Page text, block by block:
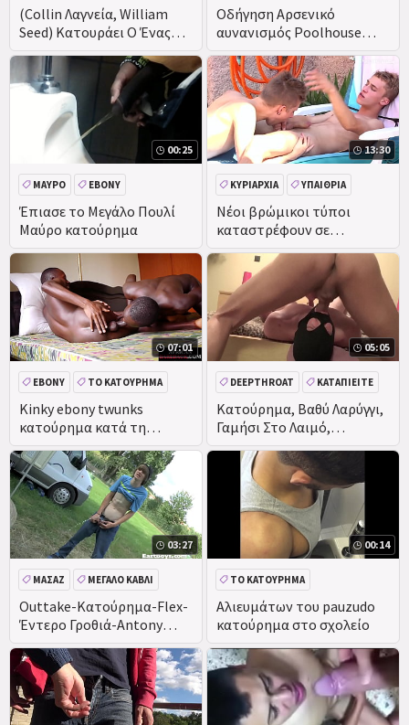
(Collin Λαγνεία, William
Seed) Κατουράει Ο Ένας
Τον Άλλο Καταλήγουν
Ντους Μαζί -
Οδήγηση Αρσενικό
αυνανισμός Poolhouse
κατουράει Όργιο!
ΤΟ ΚΑΤΟΎΡΗΜΑ
DEEPTHROAT
00:25
Έπιασε το Μεγάλο Πουλί
Μαύρο κατούρημα
ΜΑΎΡΟ
EBONY
ΔΗΜΌΣΙΑ
ΤΟ ΚΑΤΟΎΡΗΜΑ
13:30
Νέοι βρώμικοι τύποι
καταστρέφουν σε
εξωτερικούς χώρους όταν
οι γονείς τους είναι έξω!
Κατούρημα, κυριαρχία...
ΚΥΡΙΑΡΧΊΑ
ΥΠΑΊΘΡΙΑ
ΦΕΤΊΧ
07:01
Kinky ebony twunks
κατούρημα κατά τη
διάρκεια της
αναπαραγωγής duo
EBONY
ΤΟ ΚΑΤΟΎΡΗΜΑ
ΑΥΝΑΝΙΣΜΌΣ ΣΤΟ ΠΡΌΣΩΠΟ
ΜΑΎΡΟ
05:05
Κατούρημα, Βαθύ Λαρύγγι,
Γαμήσι Στο Λαιμό,
καταπίνω
DEEPTHROAT ΚΑΤΑΠΙΕΊΤΕ
03:27
Outtake-Κατούρημα-Flex-
Έντερο Γροθιά-Antony
Κάρτερ
ΜΑΣΆΖ ΜΕΓΆΛΟ ΚΑΒΛΊ
00:14
Αλιευμάτων του pauzudo
κατούρημα στο σχολείο
ΤΟ ΚΑΤΟΎΡΗΜΑ